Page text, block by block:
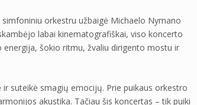
orkestru užbaigė Michaelo Nymano
labai kinematografiškai, viso koncerto
šokio ritmu, žvaliu dirigento mostu ir
suteikė smagių emocijų. Prie puikaus orkestro
akustika. Tačiau šis koncertas – tik puiki